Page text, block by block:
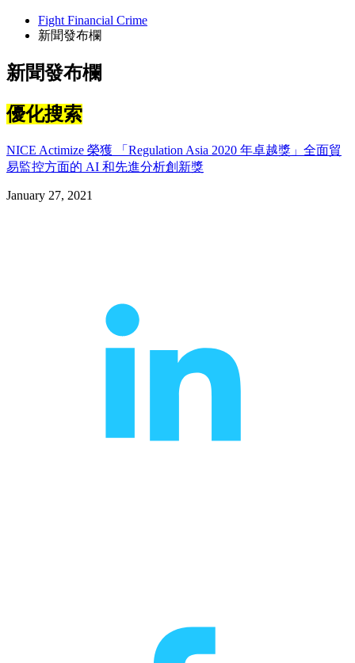
Fight Financial Crime
新聞發布欄
新聞發布欄
優化搜索
NICE Actimize 榮獲 「Regulation Asia 2020 年卓越獎」全面貿
易監控方面的 AI 和先進分析創新獎
January 27, 2021